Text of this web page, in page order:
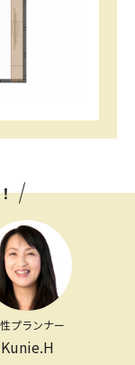
プランナー
Kunie.H